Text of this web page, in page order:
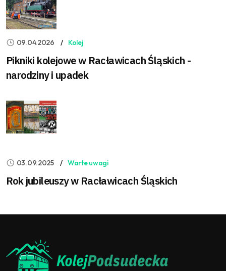
09.04.2026 Kolej
Pikniki kolejowe w Racławicach Śląskich -
narodziny i upadek
03.09.2025 Warte uwagi
Rok jubileuszy w Racławicach Śląskich